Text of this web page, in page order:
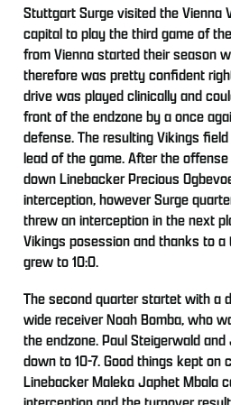
Stuttgart Surge visited the Vienna
capital to play the third game of
from Vienna started their season
therefore was pretty confident
drive was played clinically and
front of the endzone by a once
defense. The resulting Vikings
lead of the game. After the
down Linebacker Precious
interception, however Surge
threw an interception in the next
Vikings posession and thanks to
grew to 10:0.
The second quarter startet with a
wide receiver Noah Bomba, who
the endzone. Paul Steigerwald
down to 10-7. Good things kept on
Linebacker Maleka Japhet Mbala